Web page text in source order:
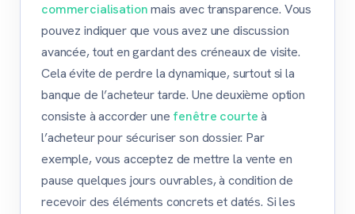
commercialisationmais avec transparence. Vous
pouvez indiquer que vous avez une discussion
avancée, tout en gardant des créneaux de visite.
Cela évite de perdre la dynamique, surtout si la
banque de l’acheteur tarde. Une deuxième option
consiste à accorder une fenêtre courteà
l’acheteur pour sécuriser son dossier. Par
exemple, vous acceptez de mettre la vente en
pause quelques jours ouvrables, à condition de
recevoir des éléments concrets et datés. Si les